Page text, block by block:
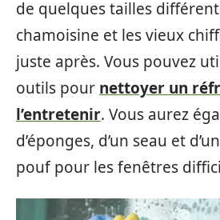
de quelques tailles
chamoisine et les vieux
juste après. Vous pouvez
outils pour nettoyer un
l’entretenir. Vous aurez
d’éponges, d’un seau et
pouf pour les fenêtres